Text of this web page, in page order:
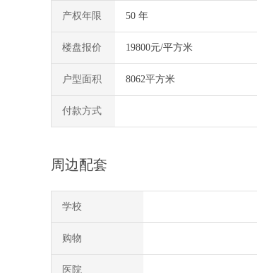
产权年限 50 年
楼盘报价 19800元/平方米
户型面积 8062平方米
付款方式
周边配套
学校
购物
医院